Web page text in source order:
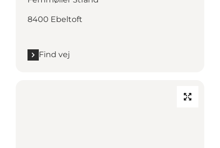
8400 Ebeltoft
Find vej